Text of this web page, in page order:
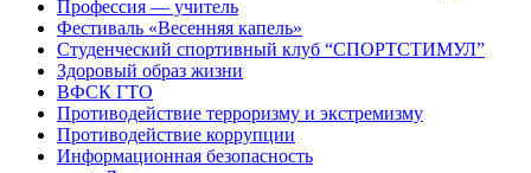
Профессия — учитель
Фестиваль «Весенняя капель»
Студенческий спортивный клуб “СПОРТСТИМУЛ”
Здоровый образ жизни
ВФСК ГТО
Противодействие терроризму и экстремизму
Противодействие коррупции
Информационная безопасность